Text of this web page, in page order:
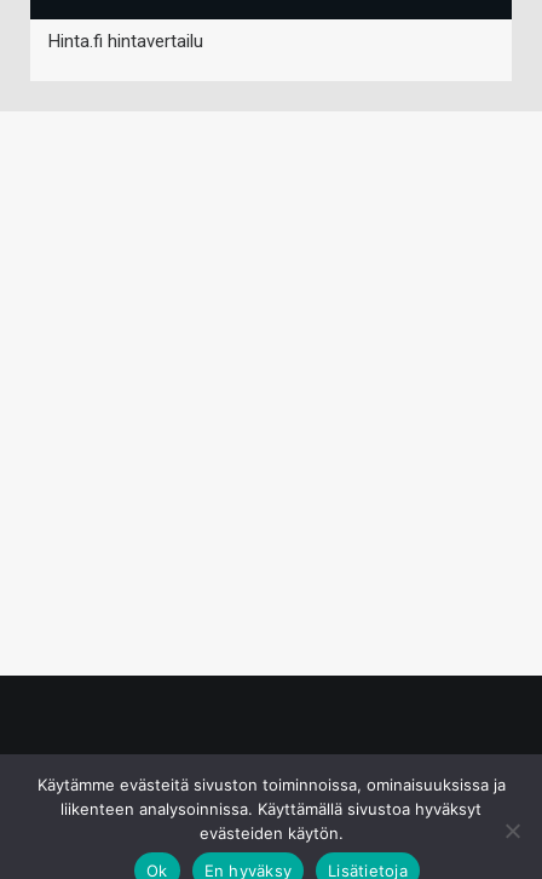
Hinta.fi hintavertailu
Käytämme evästeitä sivuston toiminnoissa, ominaisuuksissa ja
liikenteen analysoinnissa. Käyttämällä sivustoa hyväksyt
evästeiden käytön.
Ok
En hyväksy Lisätietoja